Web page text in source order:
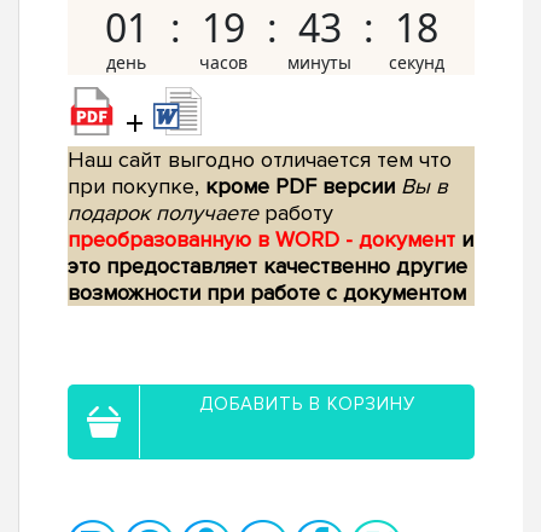
01 19 43 17
+
Наш сайт выгодно отличается тем что
при покупке, кроме PDF версии Вы в
подарок получаетеработу
преобразованную в WORD - документ и
это предоставляет качественно другие
возможности при работе с документом
ДОБАВИТЬ В КОРЗИНУ